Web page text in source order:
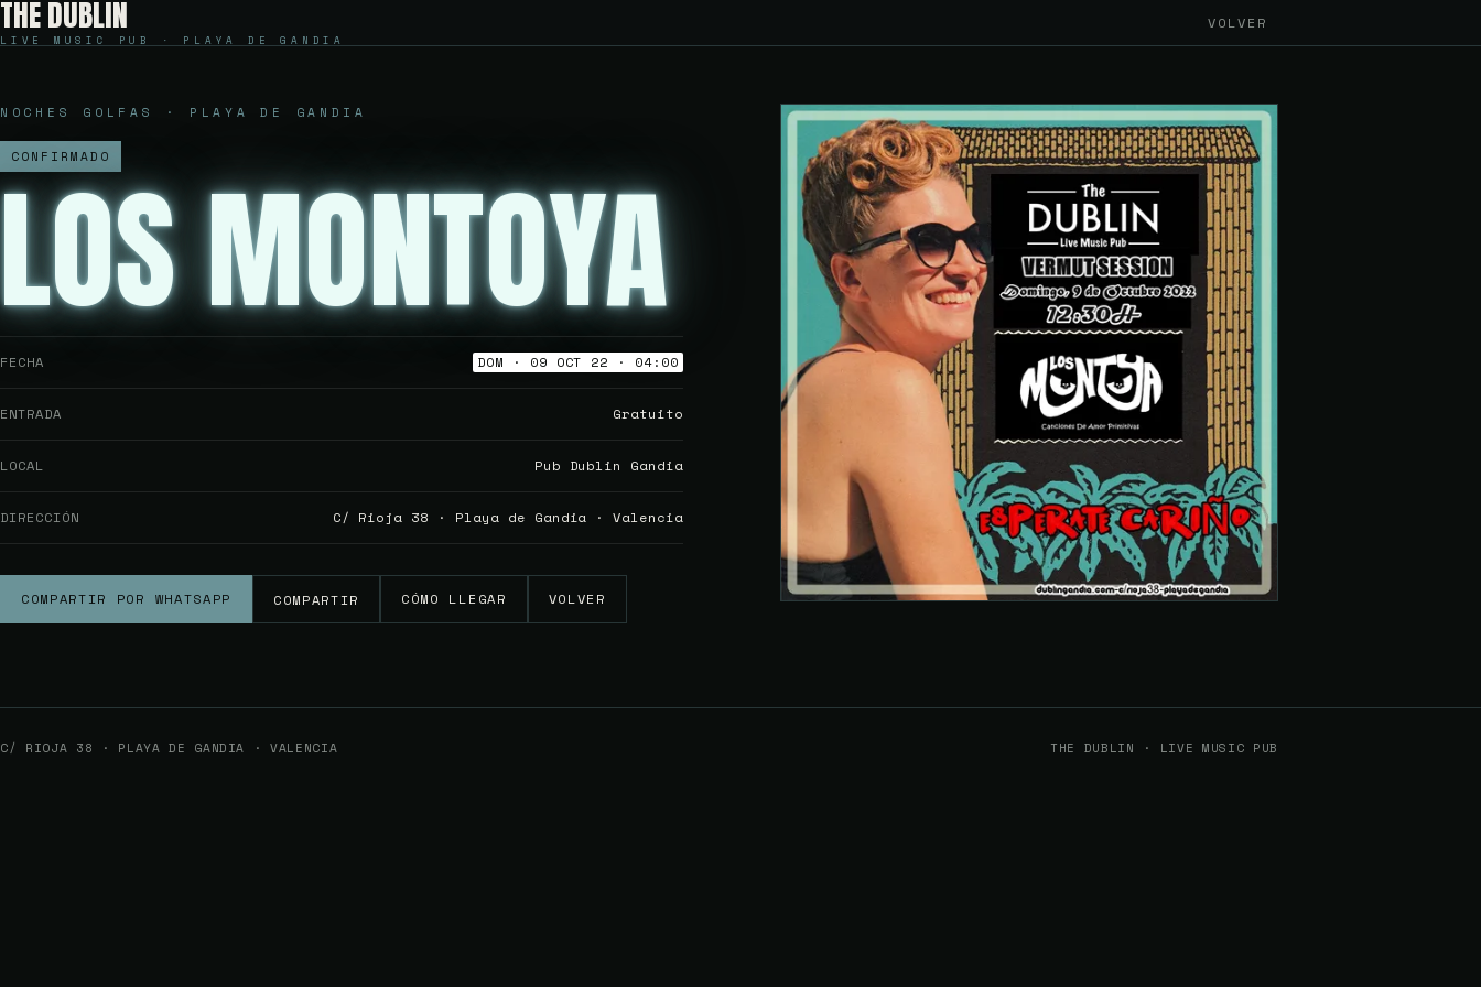
THE DUBLIN
LIVE MUSIC PUB · PLAYA DE GANDIA
VOLVER
NOCHES GOLFAS · PLAYA DE GANDIA
CONFIRMADO
LOS MONTOYA
FECHA DOM · 09 OCT 22 · 04:00
ENTRADA Gratuito
LOCAL Pub Dublin Gandia
DIRECCIÓN C/ Rioja 38 · Playa de Gandia · Valencia
COMPARTIR POR WHATSAPP COMPARTIR CÓMO LLEGAR VOLVER
C/ RIOJA 38 · PLAYA DE GANDIA · VALENCIA THE DUBLIN · LIVE MUSIC PUB